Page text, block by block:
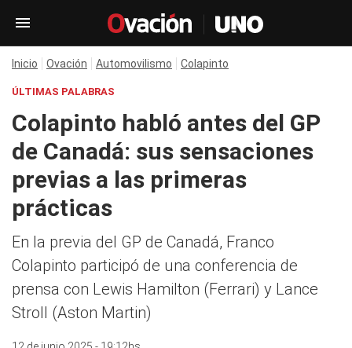
Inicio Ovación Automovilismo Colapinto
ÚLTIMAS PALABRAS
Colapinto habló antes del GP
de Canadá: sus sensaciones
previas a las primeras
prácticas
En la previa del GP de Canadá, Franco
Colapinto participó de una conferencia de
prensa con Lewis Hamilton (Ferrari) y Lance
Stroll (Aston Martin)